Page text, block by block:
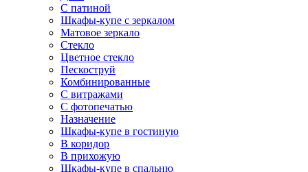
С патиной
Шкафы-купе с зеркалом
Матовое зеркало
Стекло
Цветное стекло
Пескоструй
Комбинированные
С витражами
С фотопечатью
Назначение
Шкафы-купе в гостиную
В коридор
В прихожую
Шкафы-купе в спальню